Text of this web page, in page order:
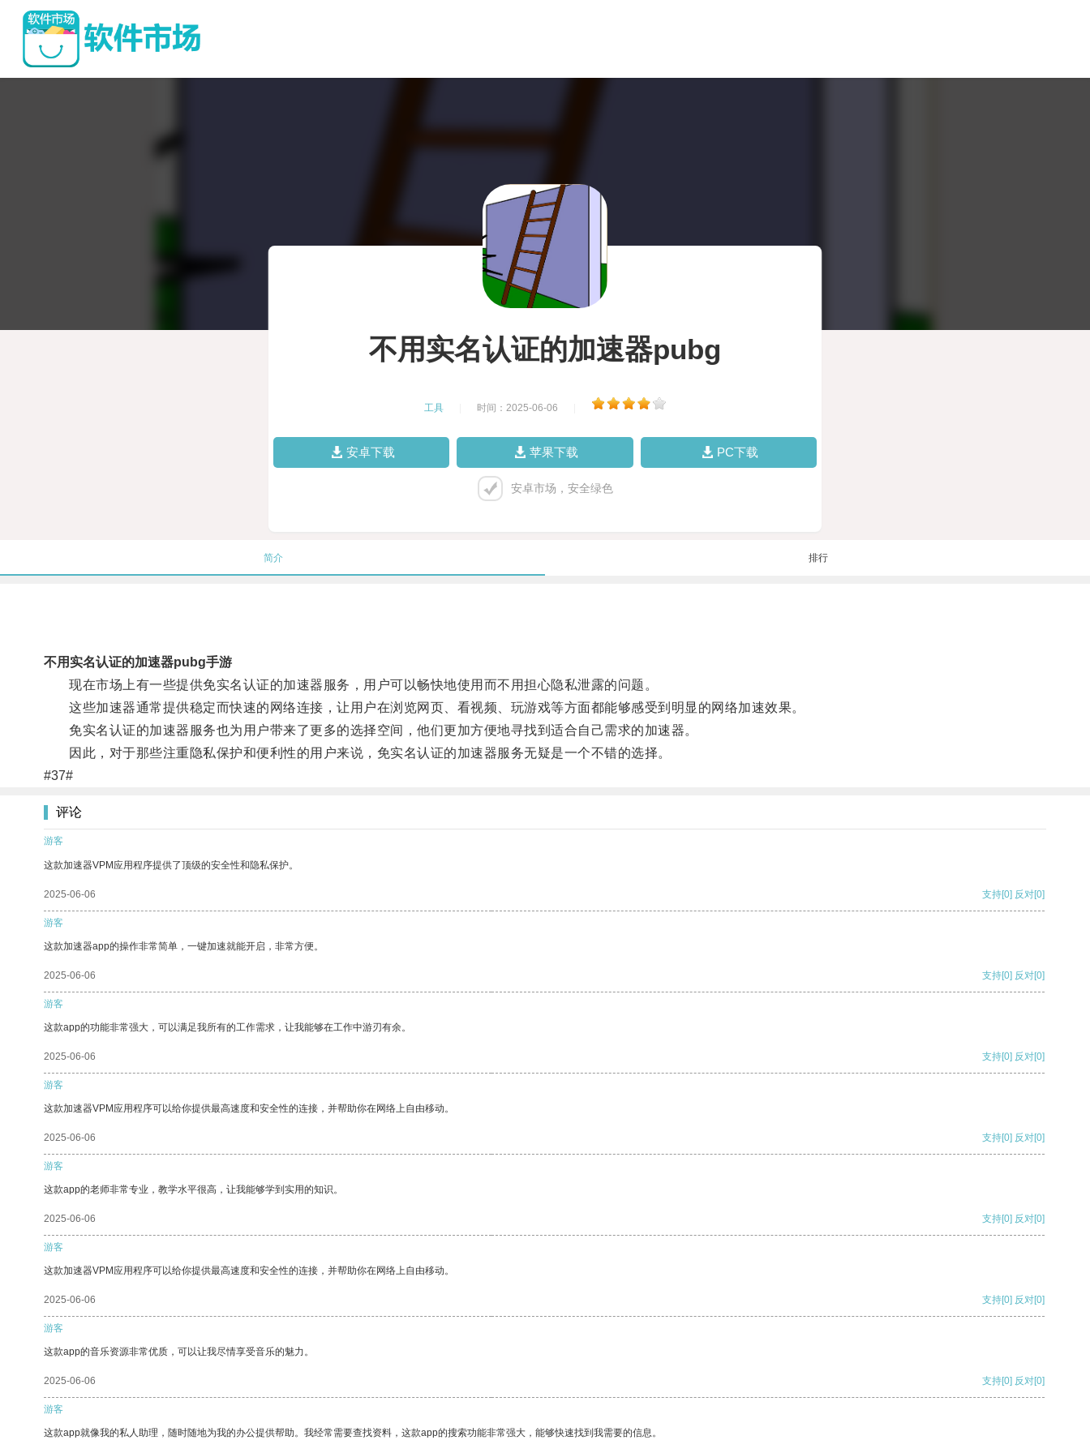
不用实名认证的加速器pubg
工具 时间：2025-06-06
安卓下载 苹果下载 PC下载
安卓市场，安全绿色
简介 排行
不用实名认证的加速器pubg手游
现在市场上有一些提供免实名认证的加速器服务，用户可以畅快地使用而不用担心隐私泄露的问题。
这些加速器通常提供稳定而快速的网络连接，让用户在浏览网页、看视频、玩游戏等方面都能够感受到明显的网络加速效果。
免实名认证的加速器服务也为用户带来了更多的选择空间，他们更加方便地寻找到适合自己需求的加速器。
因此，对于那些注重隐私保护和便利性的用户来说，免实名认证的加速器服务无疑是一个不错的选择。
#37#
评论
游客
这款加速器VPM应用程序提供了顶级的安全性和隐私保护。
2025-06-06 支持[0] 反对[0]
游客
这款加速器app的操作非常简单，一键加速就能开启，非常方便。
2025-06-06 支持[0] 反对[0]
游客
这款app的功能非常强大，可以满足我所有的工作需求，让我能够在工作中游刃有余。
2025-06-06 支持[0] 反对[0]
游客
这款加速器VPM应用程序可以给你提供最高速度和安全性的连接，并帮助你在网络上自由移动。
2025-06-06 支持[0] 反对[0]
游客
这款app的老师非常专业，教学水平很高，让我能够学到实用的知识。
2025-06-06 支持[0] 反对[0]
游客
这款加速器VPM应用程序可以给你提供最高速度和安全性的连接，并帮助你在网络上自由移动。
2025-06-06 支持[0] 反对[0]
游客
这款app的音乐资源非常优质，可以让我尽情享受音乐的魅力。
2025-06-06 支持[0] 反对[0]
游客
这款app就像我的私人助理，随时随地为我的办公提供帮助。我经常需要查找资料，这款app的搜索功能非常强大，能够快速找到我需要的信息。